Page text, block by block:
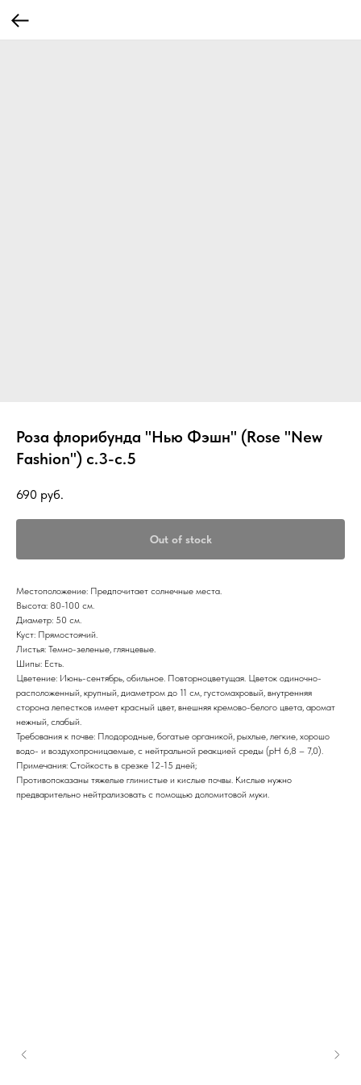
Роза флорибунда "Нью Фэшн" (Rose "New
Fashion") с.3-с.5
690 руб.
Out of stock
Местоположение: Предпочитает солнечные места.
Высота: 80-100 см.
Диаметр: 50 см.
Куст: Прямостоячий.
Листья: Темно-зеленые, глянцевые.
Шипы: Есть.
Цветение: Июнь-сентябрь, обильное. Повторноцветущая. Цветок одиночно-
расположенный, крупный, диаметром до 11 см, густомахровый, внутренняя
сторона лепестков имеет красный цвет, внешняя кремово-белого цвета, аромат
нежный, слабый.
Требования к почве: Плодородные, богатые органикой, рыхлые, легкие, хорошо
водо- и воздухопроницаемые, с нейтральной реакцией среды (рН 6,8 – 7,0).
Примечания: Стойкость в срезке 12-15 дней;
Противопоказаны тяжелые глинистые и кислые почвы. Кислые нужно
предварительно нейтрализовать с помощью доломитовой муки.